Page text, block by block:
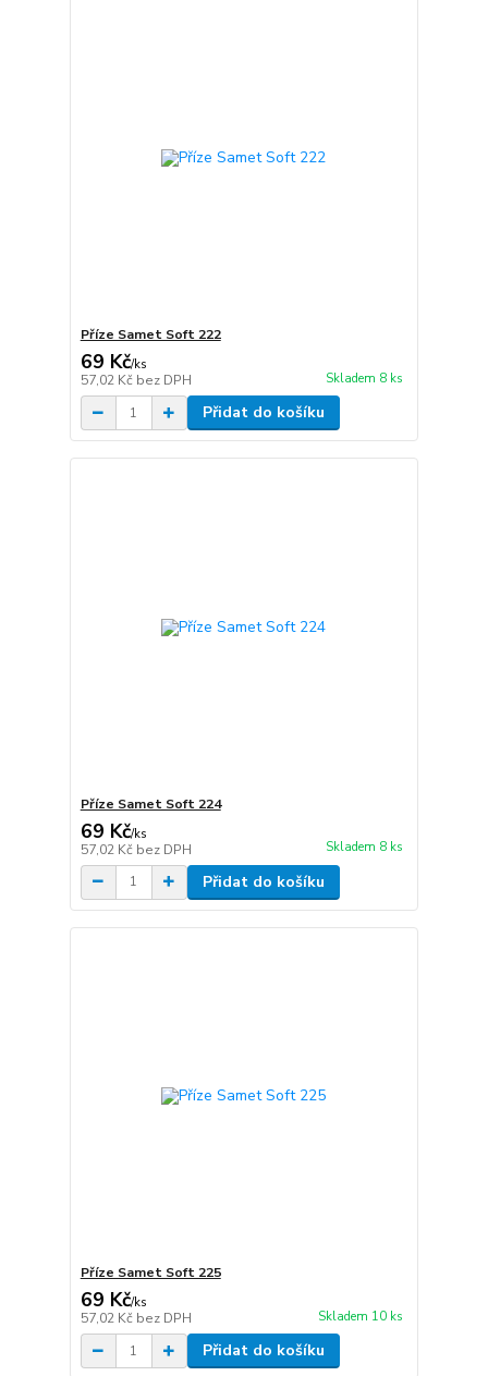
Příze Samet Soft 222
69 Kč/ks
57,02 Kč bez DPH Skladem 8 ks
Přidat do košíku
Příze Samet Soft 224
69 Kč/ks
57,02 Kč bez DPH Skladem 8 ks
Přidat do košíku
Příze Samet Soft 225
69 Kč/ks
57,02 Kč bez DPH Skladem 10 ks
Přidat do košíku